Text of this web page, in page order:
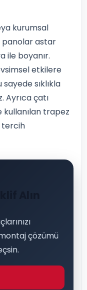
kurumsal
panolar astar
ile boyanır.
etkilere
sıklıkla
Ayrıca çatı
trapez
tercih
çözümü